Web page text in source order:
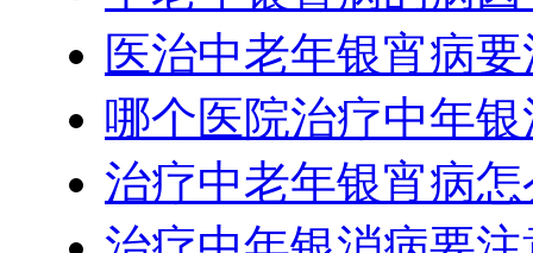
医治中老年银宵病
哪个医院治疗中年
治疗中老年银宵病